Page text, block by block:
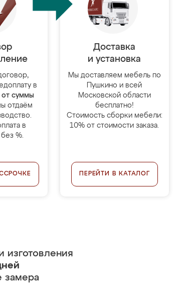
в
от суммы
отдаём
в
%.
Доставка
и установка
Мы доставляем мебель по
Пушкино и всей
Московской области
бесплатно!
Стоимость сборки мебели:
10% от стоимости заказа.
ПЕРЕЙТИ В КАТАЛОГ
изготовления
замера